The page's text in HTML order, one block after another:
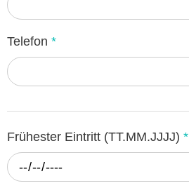
Telefon *
Frühester Eintritt (TT.MM.JJJJ) *